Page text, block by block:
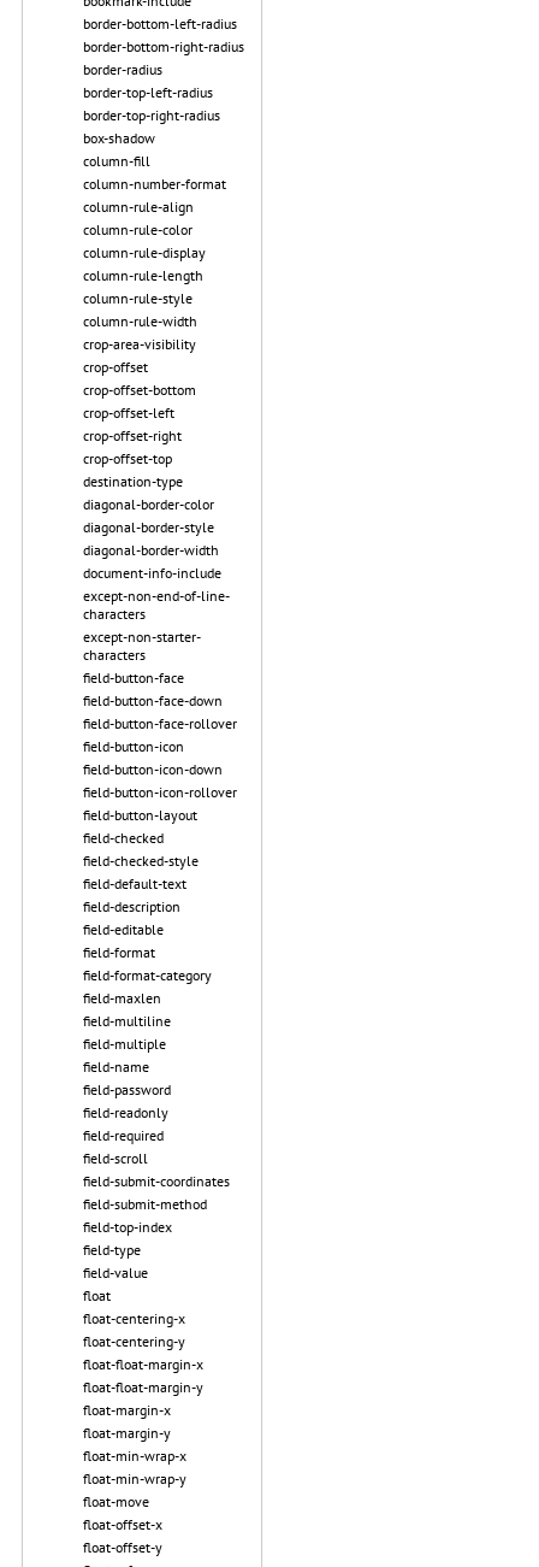
border-bottom-left-radius
border-bottom-right-radius
border-radius
border-top-left-radius
border-top-right-radius
box-shadow
column-fill
column-number-format
column-rule-align
column-rule-color
column-rule-display
column-rule-length
column-rule-style
column-rule-width
crop-area-visibility
crop-offset
crop-offset-bottom
crop-offset-left
crop-offset-right
crop-offset-top
destination-type
diagonal-border-color
diagonal-border-style
diagonal-border-width
document-info-include
except-non-end-of-line-
characters
except-non-starter-
characters
field-button-face
field-button-face-down
field-button-face-rollover
field-button-icon
field-button-icon-down
field-button-icon-rollover
field-button-layout
field-checked
field-checked-style
field-default-text
field-description
field-editable
field-format
field-format-category
field-maxlen
field-multiline
field-multiple
field-name
field-password
field-readonly
field-required
field-scroll
field-submit-coordinates
field-submit-method
field-top-index
field-type
field-value
float
float-centering-x
float-centering-y
float-float-margin-x
float-float-margin-y
float-margin-x
float-margin-y
float-min-wrap-x
float-min-wrap-y
float-move
float-offset-x
float-offset-y